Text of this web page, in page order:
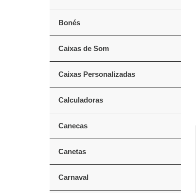
Bonés
Caixas de Som
Caixas Personalizadas
Calculadoras
Canecas
Canetas
Carnaval